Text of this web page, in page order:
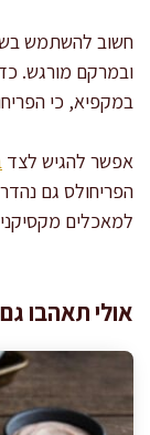
חשוב להשתמש
ובמרקם מורגש.
במקפיא, כי
אפשר להגיש לצד
הפריחולס גם
למאכלים
אולי תאהבו